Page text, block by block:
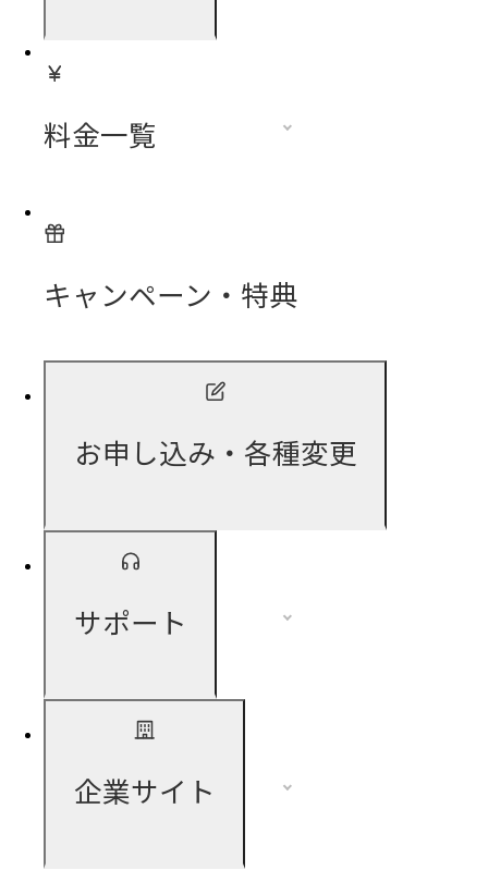
料金一覧
キャンペーン・特典
お申し込み・各種変更
サポート
企業サイト